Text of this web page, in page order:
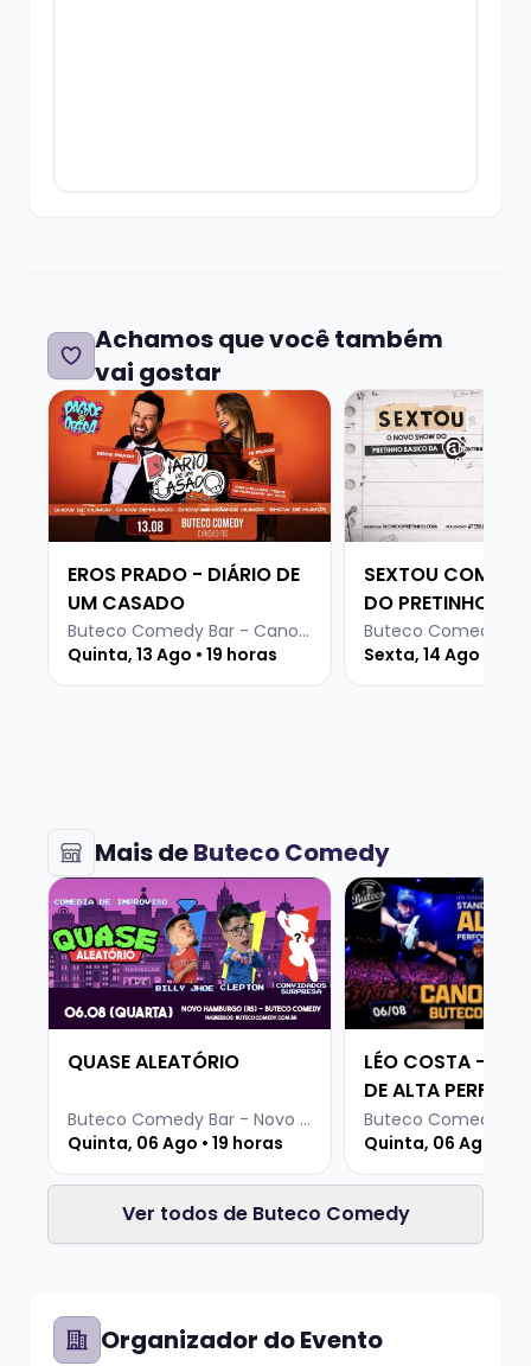
Achamos que você também
vai gostar
Veja mais sobre EROS PRADO - DIÁRIO DE UM
EROS PRADO - DIÁRIO DE
UM CASADO
Buteco Comedy Bar - Canoas
Quinta, 13 Ago • 19 horas
Veja mais sobre
SEXTOU COM
DO PRETINHO
Sexta, 14 Ago •
Mais deButeco Comedy
Veja mais sobre QUASE ALEATÓRIO
QUASE ALEATÓRIO
Buteco Comedy Bar - Novo Hamburgo
Quinta, 06 Ago • 19 horas
Veja mais sobre
LÉO COSTA -
DE ALTA
Quinta, 06 Ago •
Ver todos de Buteco Comedy
Organizador do Evento